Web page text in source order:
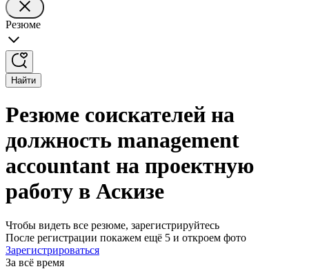
Резюме
Найти
Резюме соискателей на
должность management
accountant на проектную
работу в Аскизе
Чтобы видеть все резюме, зарегистрируйтесь
После регистрации покажем ещё 5 и откроем фото
Зарегистрироваться
За всё время